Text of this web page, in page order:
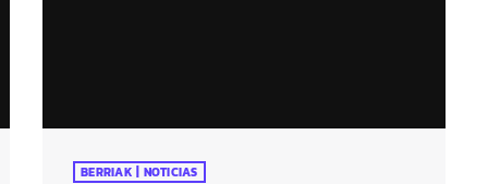
BERRIAK | NOTICIAS